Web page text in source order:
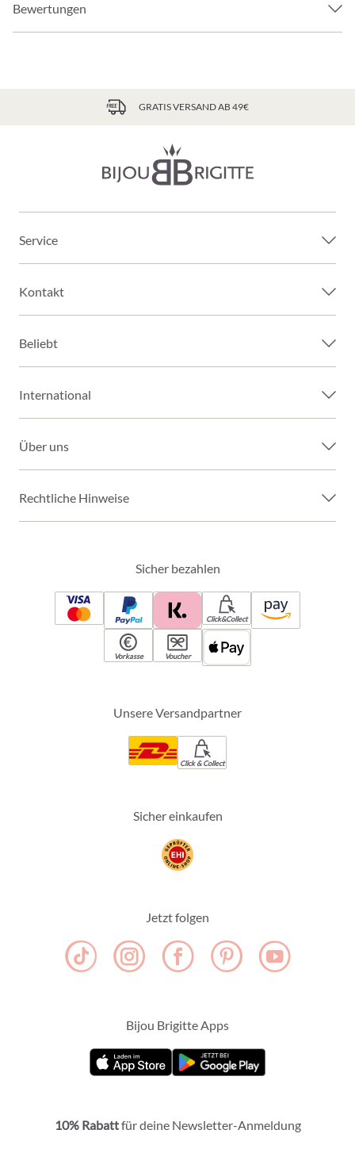
Bewertungen
GRATIS VERSAND AB 49€
Service
Kontakt
Beliebt
International
Über uns
Rechtliche Hinweise
Sicher bezahlen
Click&Collect
Vorkasse Voucher
Unsere Versandpartner
Click & Collect
Sicher einkaufen
Jetzt folgen
Bijou Brigitte Apps
10% Rabattfür deine Newsletter-Anmeldung